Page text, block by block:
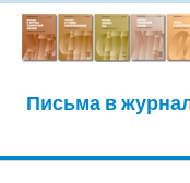
Письма в